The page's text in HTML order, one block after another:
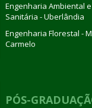
Engenharia Ambiental e
Sanitária - Uberlândia
Engenharia Florestal -
Carmelo
PÓS-